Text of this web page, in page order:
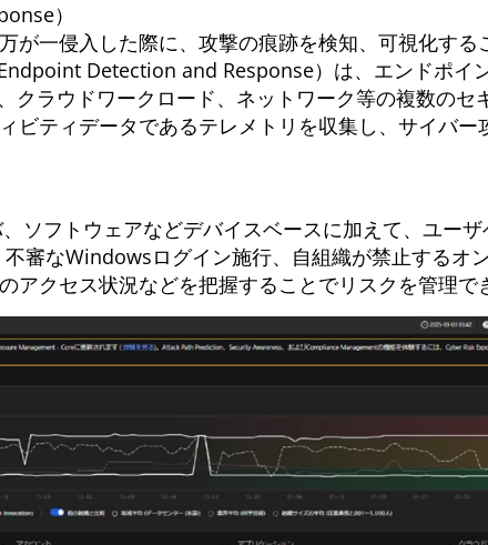
）
が一侵入した際に、攻撃の痕跡を検知、可視化する
Detection and Response）は、エンドポイ
クラウドワークロード、ネットワーク等の複数のセ
ビティデータであるテレメトリを収集し、サイバー
ソフトウェアなどデバイスベースに加えて、ユー
審なWindowsログイン施行、自組織が禁止するオ
クセス状況などを把握することでリスクを管理で